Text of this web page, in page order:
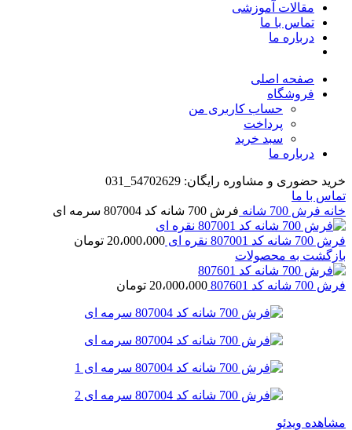
مقالات آموزشی
تماس با ما
درباره ما
صفحه اصلی
فروشگاه
حساب کاربری من
پرداخت
سبد خرید
درباره ما
خرید حضوری و مشاوره رایگان: 54702629_031
تماس با ما
خانه فرش 700 شانه فرش 700 شانه کد 807004 سرمه ای
فرش 700 شانه کد 807001 نقره ای 20،000،000 تومان
بازگشت به محصولات
فرش 700 شانه کد 807601 20،000،000 تومان
مشاهده ویدئو